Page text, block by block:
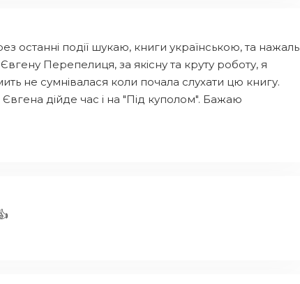
останні події шукаю, книги українською, та нажаль
Перепелиця, за якісну та круту роботу, я
не сумнівалася коли почала слухати цю книгу.
дійде час і на "Під куполом". Бажаю